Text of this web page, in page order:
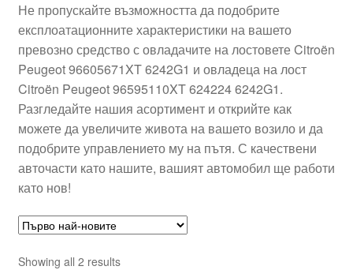
Транспорт
Не пропускайте възможността да подобрите
експлоатационните характеристики на вашето
превозно средство с овладачите на лостовете Citroën
Peugeot 96605671XT 6242G1 и овладеца на лост
Citroën Peugeot 96595110XT 624224 6242G1.
Разгледайте нашия асортимент и открийте как
можете да увеличите живота на вашето возило и да
подобрите управлението му на пътя. С качествени
авточасти като нашите, вашият автомобил ще работи
като нов!
Showing all 2 resultsSorted